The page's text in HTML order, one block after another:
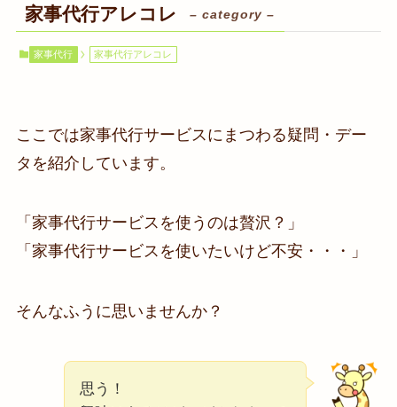
家事代行アレコレ – category –
家事代行 家事代行アレコレ
ここでは家事代行サービスにまつわる疑問・デー
タを紹介しています。
「家事代行サービスを使うのは贅沢？」
「家事代行サービスを使いたいけど不安・・・」
そんなふうに思いませんか？
思う！